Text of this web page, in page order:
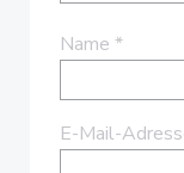
Name *
E-Mail-